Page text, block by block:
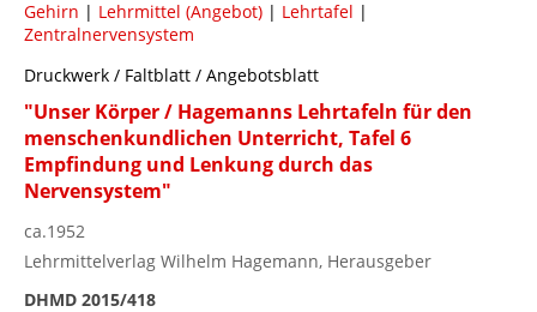
Gehirn | Lehrmittel (Angebot) | Lehrtafel |
Zentralnervensystem
Druckwerk / Faltblatt / Angebotsblatt
"Unser Körper / Hagemanns Lehrtafeln für den
menschenkundlichen Unterricht, Tafel 6
Empfindung und Lenkung durch das
Nervensystem"
ca.1952
Lehrmittelverlag Wilhelm Hagemann, Herausgeber
DHMD 2015/418